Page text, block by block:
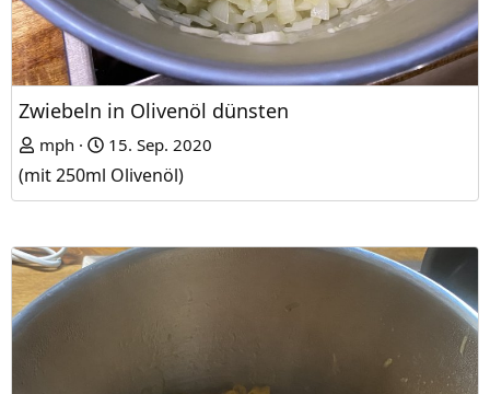
Zwiebeln in Olivenöl dünsten
mph 15. Sep. 2020
(mit 250ml Olivenöl)